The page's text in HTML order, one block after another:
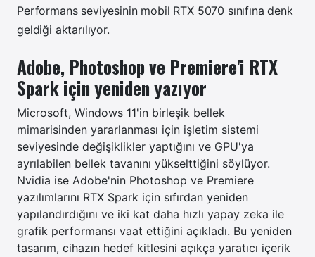
Performans seviyesinin mobil RTX 5070 sınıfına denk
geldiği aktarılıyor.
Adobe, Photoshop ve Premiere'i RTX
Spark için yeniden yazıyor
Microsoft, Windows 11'in birleşik bellek
mimarisinden yararlanması için işletim sistemi
seviyesinde değişiklikler yaptığını ve GPU'ya
ayrılabilen bellek tavanını yükselttiğini söylüyor.
Nvidia ise Adobe'nin Photoshop ve Premiere
yazılımlarını RTX Spark için sıfırdan yeniden
yapılandırdığını ve iki kat daha hızlı yapay zeka ile
grafik performansı vaat ettiğini açıkladı. Bu yeniden
tasarım, cihazın hedef kitlesini açıkça yaratıcı içerik